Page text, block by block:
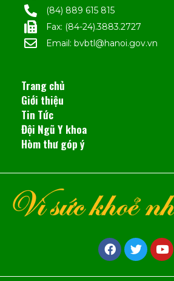
(84) 889 615 815
Fax: (84-24).3883.2727
Email: bvbtl@hanoi.gov.vn
Trang chủ
Giới thiệu
Tin Tức
Đội Ngũ Y khoa
Hòm thư góp ý